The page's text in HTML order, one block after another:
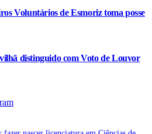
Voluntários de Esmoriz toma posse
distinguido com Voto de Louvor